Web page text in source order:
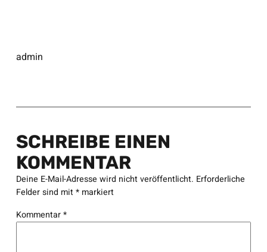
admin
SCHREIBE EINEN
KOMMENTAR
Deine E-Mail-Adresse wird nicht veröffentlicht. Erforderliche
Felder sind mit*markiert
Kommentar*